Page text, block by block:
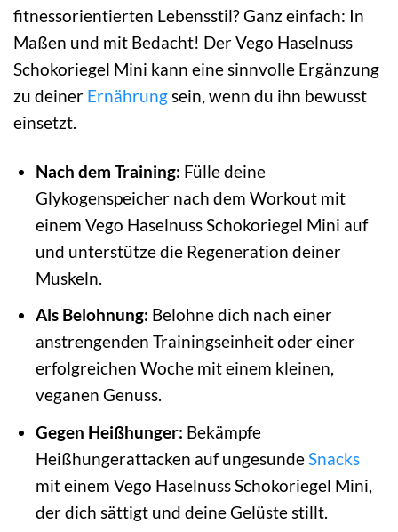
fitnessorientierten Lebensstil? Ganz einfach: In
Maßen und mit Bedacht! Der Vego Haselnuss
Schokoriegel Mini kann eine sinnvolle Ergänzung
zu deiner Ernährung sein, wenn du ihn bewusst
einsetzt.
Nach dem Training: Fülle deine
Glykogenspeicher nach dem Workout mit
einem Vego Haselnuss Schokoriegel Mini auf
und unterstütze die Regeneration deiner
Muskeln.
Als Belohnung: Belohne dich nach einer
anstrengenden Trainingseinheit oder einer
erfolgreichen Woche mit einem kleinen,
veganen Genuss.
Gegen Heißhunger: Bekämpfe
Heißhungerattacken auf ungesunde Snacks
mit einem Vego Haselnuss Schokoriegel Mini,
der dich sättigt und deine Gelüste stillt.